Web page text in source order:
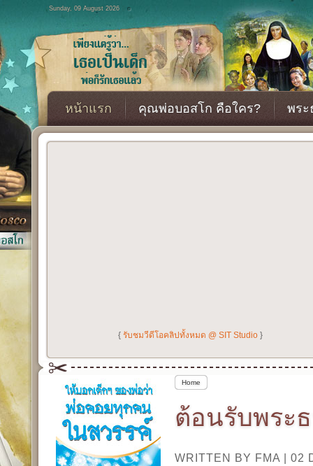
Sunday, 09 August 2026
หน้าแรก คุณพ่อบอสโก คือใคร? พระ
{ รับชมวีดีโอคลิปทั้งหมด @ SIT Studio }
Home
ต้อนรับพระ
WRITTEN BY FMA 02